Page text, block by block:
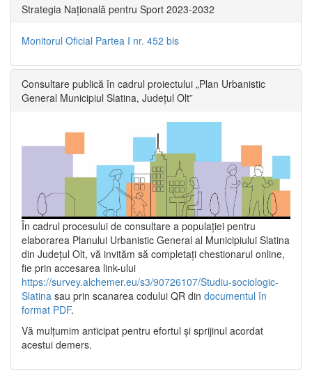
Strategia Națională pentru Sport 2023-2032
Monitorul Oficial Partea I nr. 452 bis
Consultare publică în cadrul proiectului „Plan Urbanistic
General Municipiul Slatina, Județul Olt”
În cadrul procesului de consultare a populaţiei pentru
elaborarea Planului Urbanistic General al Municipiului Slatina
din Județul Olt, vă invităm să completați chestionarul online,
fie prin accesarea link-ului
https://survey.alchemer.eu/s3/90726107/Studiu-sociologic-
Slatina sau prin scanarea codului QR din documentul în
format PDF.
Vă mulţumim anticipat pentru efortul şi sprijinul acordat
acestui demers.